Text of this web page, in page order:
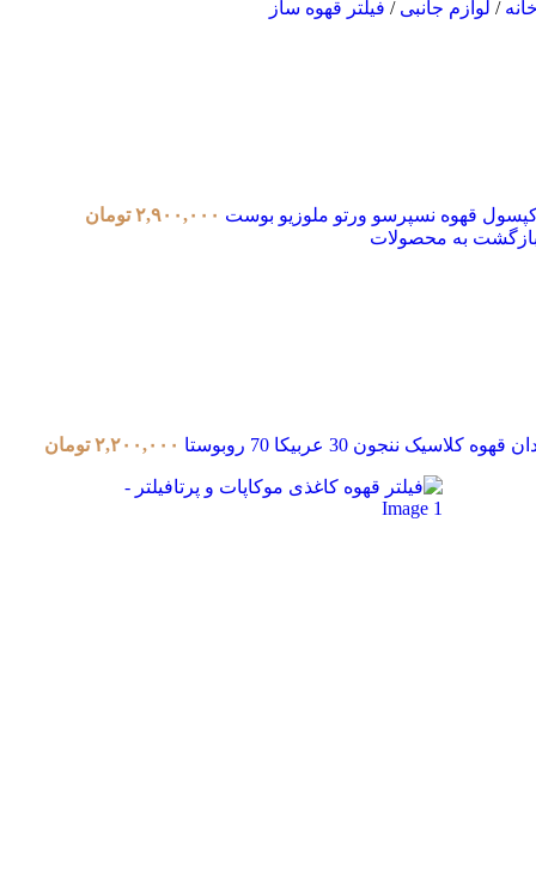
/ لوازم جانبی/ فیلتر قهوه ساز
قهوه نسپرسو ورتو ملوزیو بوست ۲,۹۰۰,۰۰۰ تومان
به محصولات
قهوه کلاسیک ننجون 30 عربیکا 70 روبوستا ۲,۲۰۰,۰۰۰ تومان